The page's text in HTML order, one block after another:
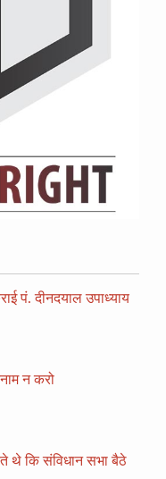
पं. दीनदयाल उपाध्याय
न करो
थे कि संविधान सभा बैठे